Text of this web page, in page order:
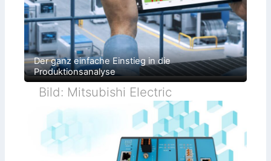
Der ganz einfache Einstieg in die
Produktionsanalyse
Bild: Mitsubishi Electric